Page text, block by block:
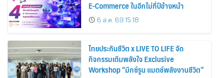
E-Commerce ในอีกไม่กี่ปีข้างหน้า
6 ส.ค. 69 15:18
ไทยประกันชีวิต x LIVE TO LIFE จัด
กิจกรรมเติมพลังใจ Exclusive
Workshop “มิกซ์รูน แมตช์พลังงานชีวิต”